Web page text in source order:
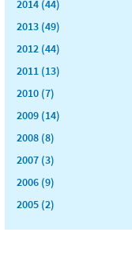
2014 (44)
2013 (49)
2012 (44)
2011 (13)
2010 (7)
2009 (14)
2008 (8)
2007 (3)
2006 (9)
2005 (2)